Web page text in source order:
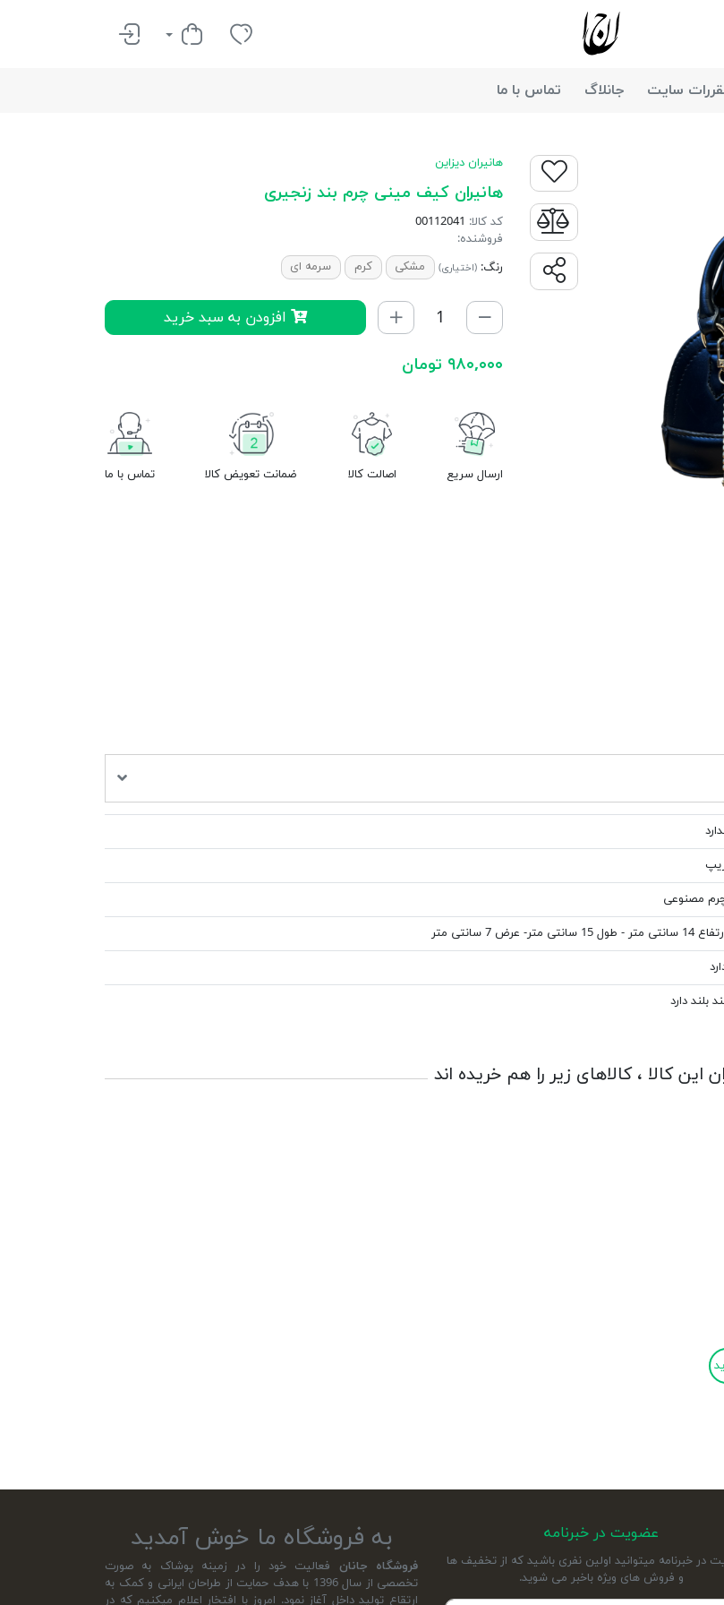
سایت جانلاگ تماس با ما
هانیران دیزاین
هانیران کیف مینی چرم بند زنجیری
کد کالا: 00112041
فروشنده:
رنگ: (اختیاری) مشکی کرم سرمه ای
افزودن به سبد خرید
۹۸۰,۰۰۰ تومان
ارسال سریع اصالت کالا ضمانت تعویض کالا تماس با ما
مصنوعی
سانتی متر - طول 15 سانتی متر- عرض 7 سانتی متر
بلند دارد
این کالا ، کالاهای زیر را هم خریده اند
عضویت در خبرنامه
در خبرنامه میتوانید اولین نفری باشید که از تخفیف ها
و فروش های ویژه باخبر می شوید.
به فروشگاه ما خوش آمدید
فروشگاه جانان فعالیت خود را در زمینه پوشاک به صورت
تخصصی از سال 1396 با هدف حمایت از طراحان ایرانی و کمک به
ارتقاع تولید داخل آغاز نمود. امروز با افتخار اعلام میکنیم که در